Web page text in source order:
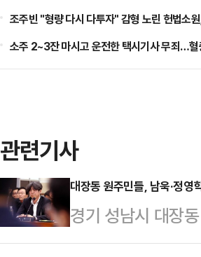
조주빈 "형량 다시 다투자" 감형 노린 헌법소
소주 2~3잔 마시고 운전한 택시기사 무죄…
관련기사
대장동 원주민들, 남욱·정
경기 성남시 대장
받은 남욱 변호사